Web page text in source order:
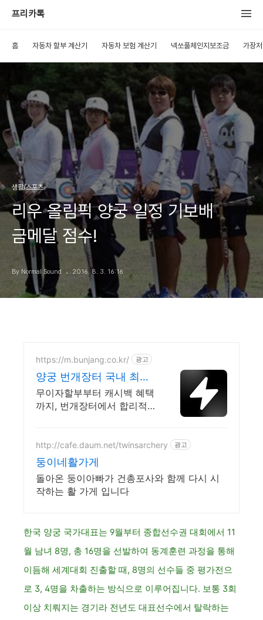
프리카톡
홈 자동차 할부 계산기 자동차 보험 계산기 넥쏘풀체인지보조금 가장
생활/스포츠
리우 올림픽 양궁 일정 기보배
금메달 점수!
By Normal Sound 2016. 8. 3. 16:16
https://m.bunjang.co.kr/ 광고
양궁 번개장터 국내 최대
브랜드 중고거래
무이자할부부터 캐시백 혜택
까지, 번개장터에서 합리적으
다 상품 매일 10만 개 이상의
신규 상품 업로드
http://cafe.daum.net/twinsarchery 광고
둥이네활가게
돌아온 둥이아빠가 건총포사와 함께 다시 시
작하는 활 가게 입니다
한국 양궁 국가대표는 9월부터 종합선수권 대회에서 11
월 남녀 8명, 총 16명을 선발하여 동계훈련 과정을 통해
이듬해 세계대회 진출할 때, 8명의 선수들 중 평가전으
로 3, 4명을 차출하는 방식으로 이루어집니다. 보통 3회
이상 치뤄지는 경기라 전년도 대표선수에서 탈락하는